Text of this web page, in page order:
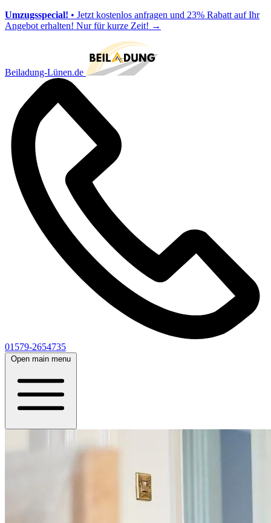
Umzugsspecial! • Jetzt kostenlos anfragen und 23% Rabatt auf Ihr
Angebot erhalten! Nur für kurze Zeit! →
Beiladung-Lünen.de
01579-2654735
Open main menu